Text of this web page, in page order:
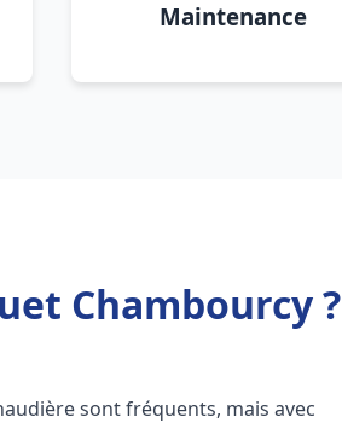
Maintenance
Chambourcy ?
sont fréquents, mais avec